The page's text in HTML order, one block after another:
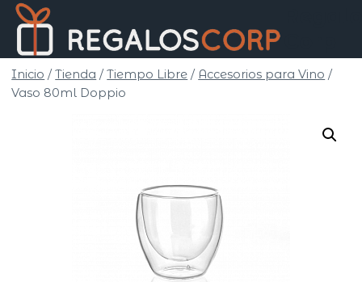
Saltar
contenido
Inicio / Tienda / Tiempo Libre / Accesorios para Vino /
Vaso 80ml Doppio